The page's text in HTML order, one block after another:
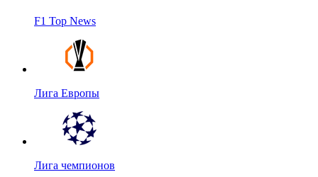
F1 Top News
Лига Европы
Лига чемпионов